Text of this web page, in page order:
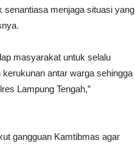
menjaga situasi yang
masyarakat untuk selalu
antar warga sehingga
Lampung Tengah,”
gangguan Kamtibmas agar